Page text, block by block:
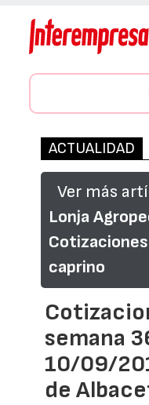
ACTUALIDAD
Ver más
Lonja
caprino
semana
10/09/
de